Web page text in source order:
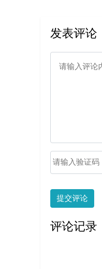
发表评论
提交评论
评论记录